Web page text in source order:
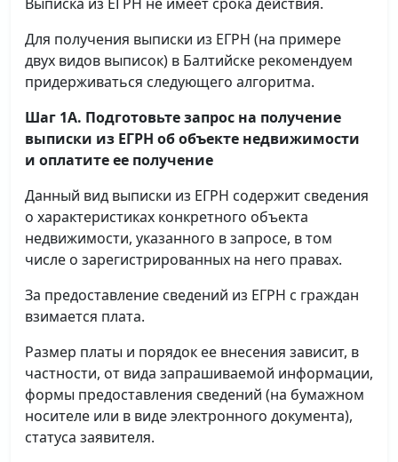
Для получения выписки из ЕГРН (на примере
двух видов выписок) в Балтийске рекомендуем
придерживаться следующего алгоритма.
Шаг 1А. Подготовьте запрос на получение
выписки из ЕГРН об объекте недвижимости
и оплатите ее получение
Данный вид выписки из ЕГРН содержит сведения
о характеристиках конкретного объекта
недвижимости, указанного в запросе, в том
числе о зарегистрированных на него правах.
За предоставление сведений из ЕГРН с граждан
взимается плата.
Размер платы и порядок ее внесения зависит, в
частности, от вида запрашиваемой информации,
формы предоставления сведений (на бумажном
носителе или в виде электронного документа),
статуса заявителя.